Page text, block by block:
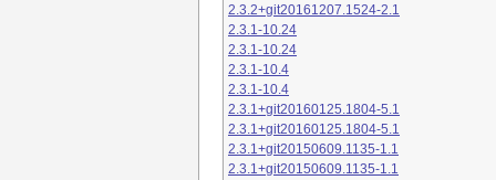
2.3.2+git20161207.1524-2.1
2.3.1-10.24
2.3.1-10.24
2.3.1-10.4
2.3.1-10.4
2.3.1+git20160125.1804-5.1
2.3.1+git20160125.1804-5.1
2.3.1+git20150609.1135-1.1
2.3.1+git20150609.1135-1.1